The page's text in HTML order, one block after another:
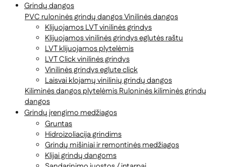
Grindų dangos
PVC ruloninės grindų dangosVinilinės dangos
Klijuojamos LVT vinilinės grindys
Klijuojamos vinilinės grindys eglutės raštu
LVT klijuojamos plytelėmis
LVT Click vinilinės grindys
Vinilinės grindys eglute click
Laisvai klojamų vinilinių grindų dangos
Kiliminės dangos plytelėmisRuloninės kiliminės grindų
dangos
Grindų įrengimo medžiagos
Gruntas
Hidroizoliacija grindims
Grindų mišiniai ir remontinės medžiagos
Klijai grindų dangoms